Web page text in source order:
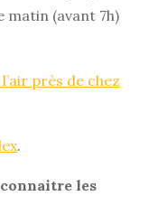
matin (avant 7h)
près de chez
.
les